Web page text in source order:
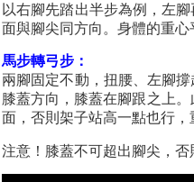
以右腳先踏出半步為例，左
面與腳尖同方向。身體的重心
馬步轉弓步：
兩腳固定不動，扭腰、左腳
膝蓋方向，膝蓋在腳跟之上
面，否則架子站高一點也行，
注意！膝蓋不可超出腳尖，否